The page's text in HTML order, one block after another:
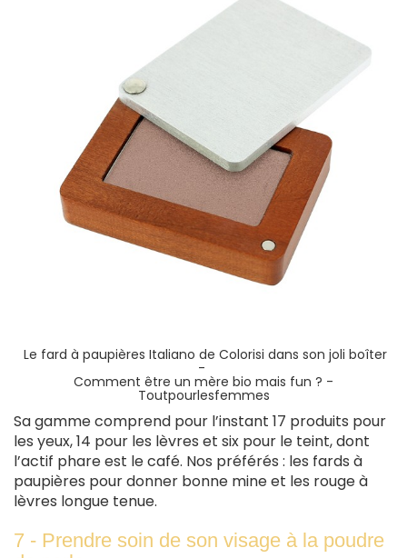
Le fard à paupières Italiano de Colorisi dans son joli boîter
-
Comment être un mère bio mais fun ? -
Toutpourlesfemmes
Sa gamme comprend pour l’instant 17 produits pour
les yeux, 14 pour les lèvres et six pour le teint, dont
l’actif phare est le café. Nos préférés : les fards à
paupières pour donner bonne mine et les rouge à
lèvres longue tenue.
7 - Prendre soin de son visage à la poudre